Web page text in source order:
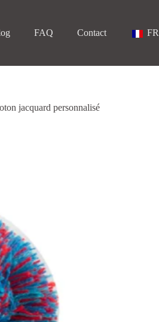
FAQ Contact FR
jacquard personnalisé